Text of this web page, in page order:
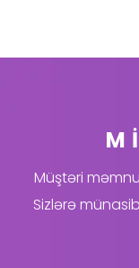
Müştəri
Sizlərə